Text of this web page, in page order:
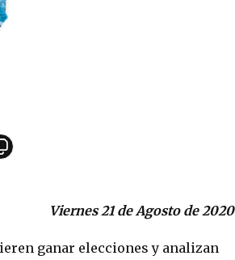
Viernes 21 de Agosto de 2020
ganar elecciones y analizan